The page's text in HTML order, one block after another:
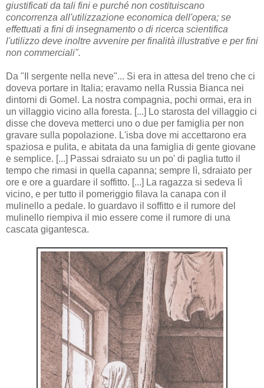
giustificati da tali fini e purché non costituiscano
concorrenza all'utilizzazione economica dell'opera; se
effettuati a fini di insegnamento o di ricerca scientifica
l'utilizzo deve inoltre avvenire per finalità illustrative e per fini
non commerciali".
Da "Il sergente nella neve"... Si era in attesa del treno che ci
doveva portare in Italia; eravamo nella Russia Bianca nei
dintorni di Gomel. La nostra compagnia, pochi ormai, era in
un villaggio vicino alla foresta. [...] Lo starosta del villaggio ci
disse che doveva metterci uno o due per famiglia per non
gravare sulla popolazione. L'isba dove mi accettarono era
spaziosa e pulita, e abitata da una famiglia di gente giovane
e semplice. [...] Passai sdraiato su un po' di paglia tutto il
tempo che rimasi in quella capanna; sempre lì, sdraiato per
ore e ore a guardare il soffitto. [...] La ragazza si sedeva lì
vicino, e per tutto il pomeriggio filava la canapa con il
mulinello a pedale. Io guardavo il soffitto e il rumore del
mulinello riempiva il mio essere come il rumore di una
cascata gigantesca.